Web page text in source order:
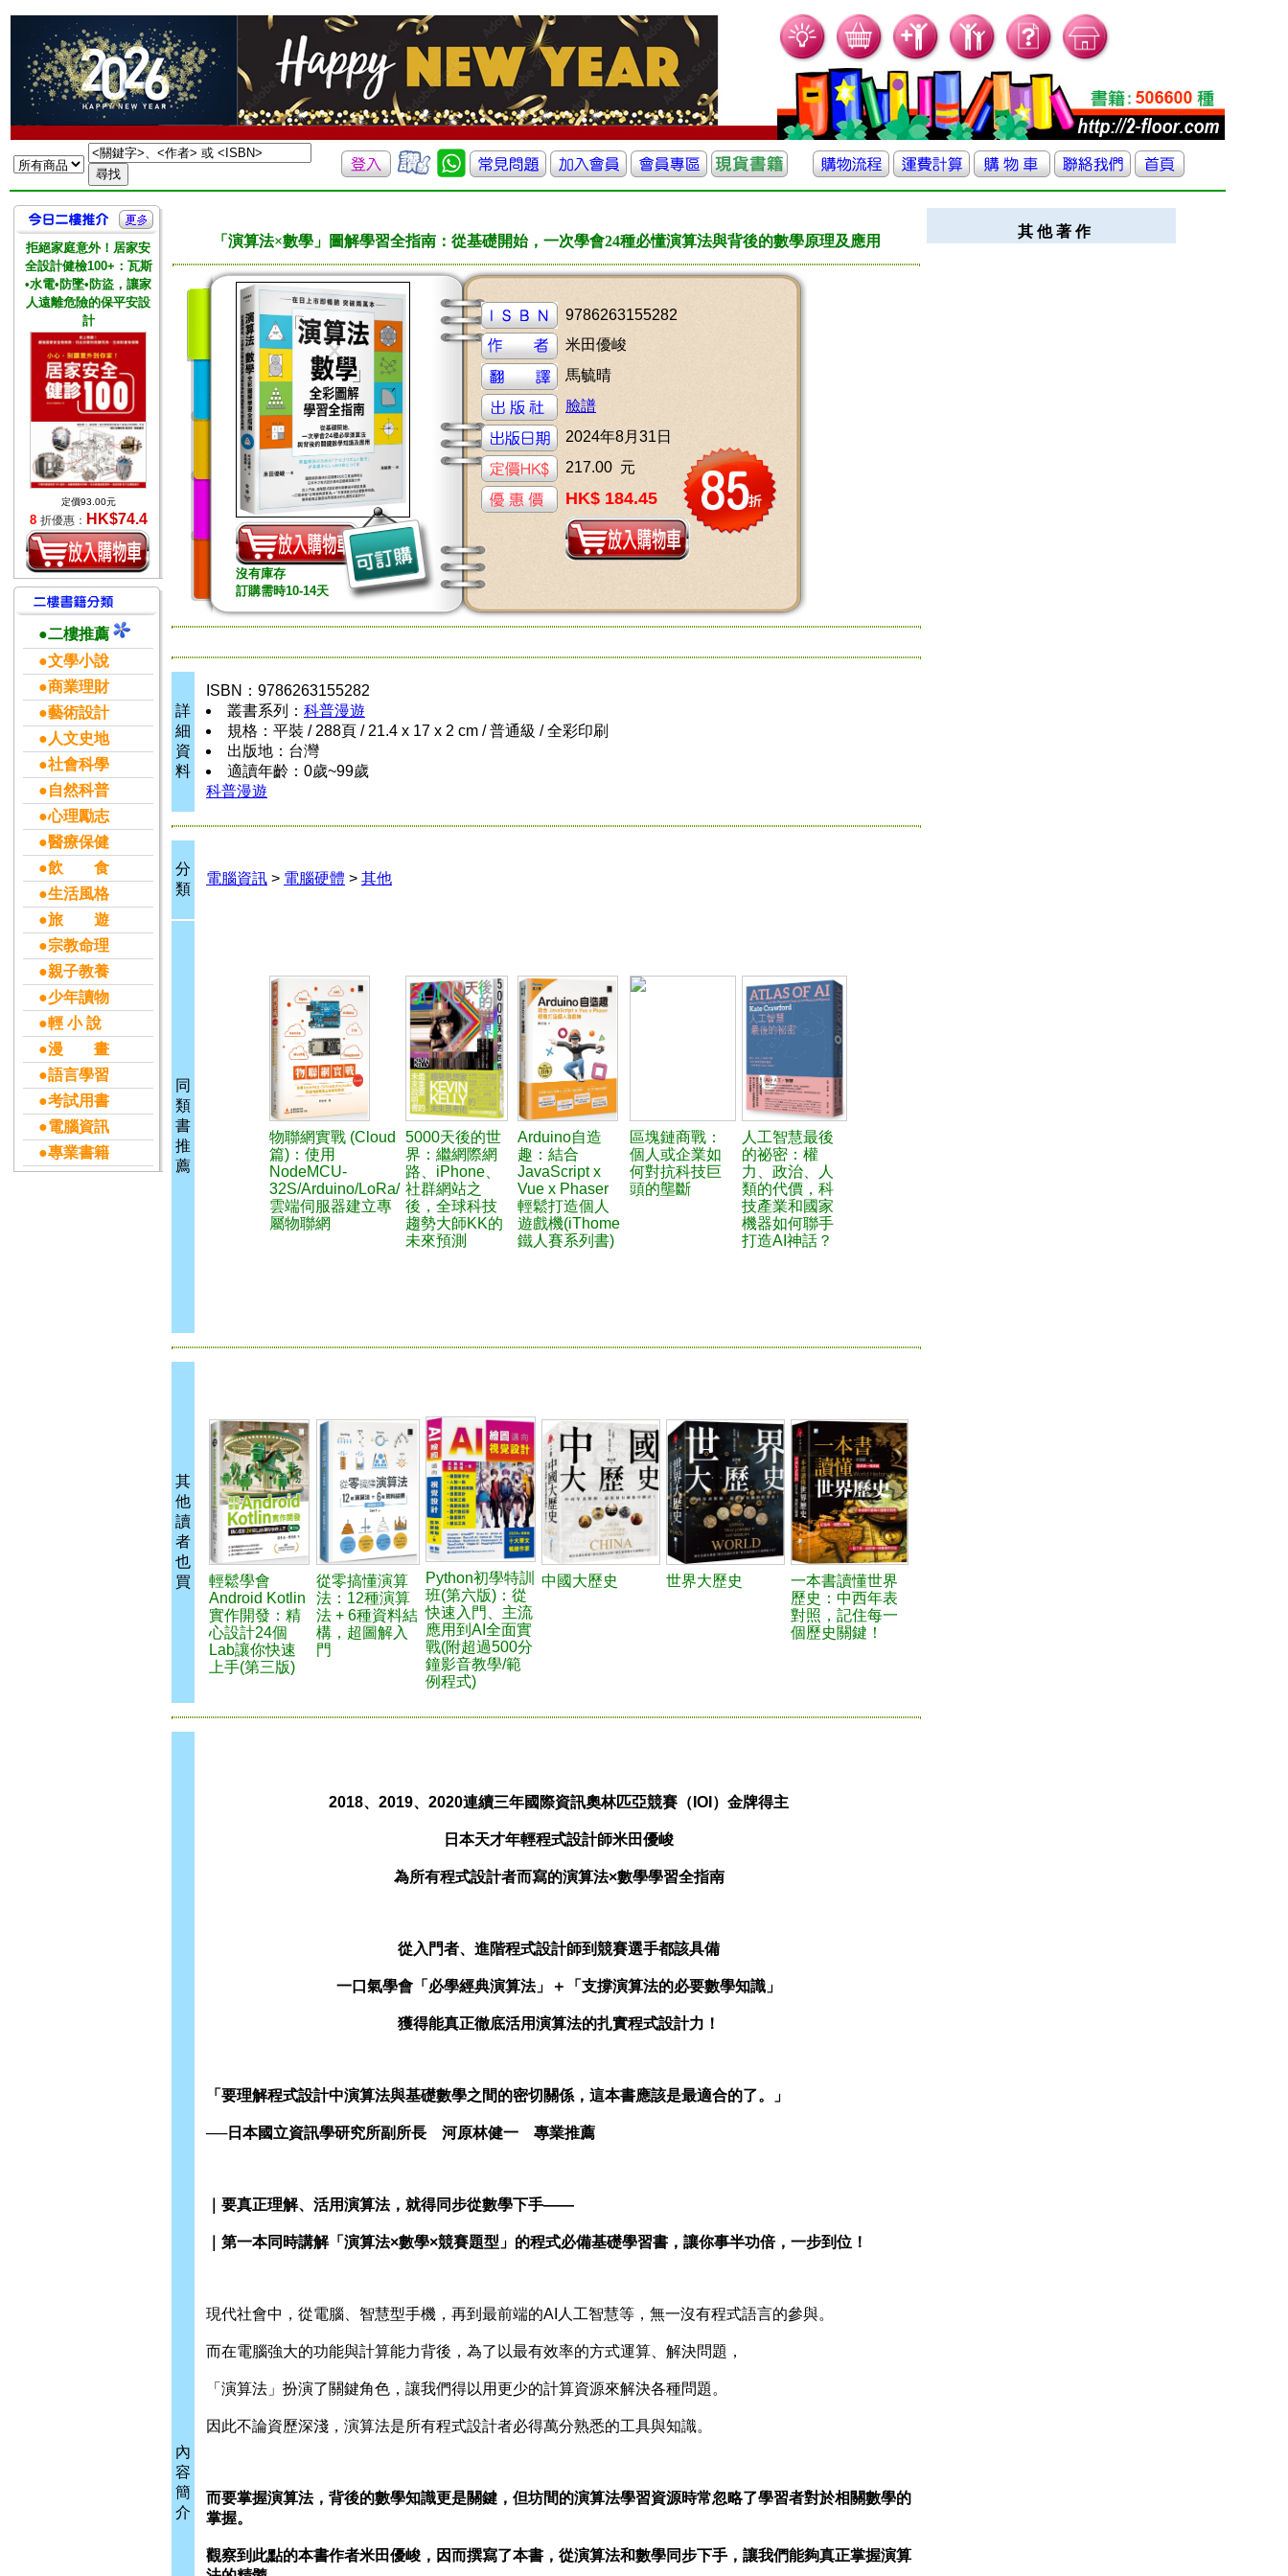
拒絕家庭意外！居家安
全設計健檢100+：瓦斯
•水電•防墜•防盜，讓家
人遠離危險的保平安設
計
定價93.00元
8 折優惠： HK$74.4
●二樓推薦
●文學小說
●商業理財
●藝術設計
●人文史地
●社會科學
●自然科普
●心理勵志
●醫療保健
●飲 食
●生活風格
●旅 遊
●宗教命理
●親子教養
●少年讀物
●輕 小 說
●漫 畫
●語言學習
●考試用書
●電腦資訊
●專業書籍
「演算法×數學」圖解學習全指南：從基礎開始，一次學會24種必懂演算法與背後的數學原理及應用
沒有庫存
訂購需時10-14天
9786263155282
米田優峻
馬毓晴
臉譜
2024年8月31日
217.00 元
HK$ 184.45
詳
細
資
料
ISBN：9786263155282
叢書系列： 科普漫遊
規格：平裝 / 288頁 / 21.4 x 17 x 2 cm / 普通級 / 全彩印刷
出版地：台灣
適讀年齡：0歲~99歲
科普漫遊
分
類
電腦資訊 > 電腦硬體 > 其他
同
類
書
推
薦
物聯網實戰 (Cloud
篇)：使用
NodeMCU-
32S/Arduino/LoRa/
雲端伺服器建立專
屬物聯網
5000天後的世
界：繼網際網
路、iPhone、
社群網站之
後，全球科技
趨勢大師KK的
未來預測
Arduino自造
趣：結合
JavaScript x
Vue x Phaser
輕鬆打造個人
遊戲機(iThome
鐵人賽系列書)
區塊鏈商戰：
個人或企業如
何對抗科技巨
頭的壟斷
人工智慧最後
的祕密：權
力、政治、人
類的代價，科
技產業和國家
機器如何聯手
打造AI神話？
其
他
讀
者
也
買
輕鬆學會
Android Kotlin
實作開發：精
心設計24個
Lab讓你快速
上手(第三版)
從零搞懂演算
法：12種演算
法 + 6種資料結
構，超圖解入
門
Python初學特訓
班(第六版)：從
快速入門、主流
應用到AI全面實
戰(附超過500分
鐘影音教學/範
例程式)
中國大歷史 世界大歷史
一本書讀懂世界
歷史：中西年表
對照，記住每一
個歷史關鍵！
內
容
簡
介
2018、2019、2020連續三年國際資訊奧林匹亞競賽（IOI）金牌得主
日本天才年輕程式設計師米田優峻
為所有程式設計者而寫的演算法×數學學習全指南
從入門者、進階程式設計師到競賽選手都該具備
一口氣學會「必學經典演算法」＋「支撐演算法的必要數學知識」
獲得能真正徹底活用演算法的扎實程式設計力！
「要理解程式設計中演算法與基礎數學之間的密切關係，這本書應該是最適合的了。」
──日本國立資訊學研究所副所長 河原林健一 專業推薦
｜要真正理解、活用演算法，就得同步從數學下手——
｜第一本同時講解「演算法×數學×競賽題型」的程式必備基礎學習書，讓你事半功倍，一步到位！
現代社會中，從電腦、智慧型手機，再到最前端的AI人工智慧等，無一沒有程式語言的參與。
而在電腦強大的功能與計算能力背後，為了以最有效率的方式運算、解決問題，
「演算法」扮演了關鍵角色，讓我們得以用更少的計算資源來解決各種問題。
因此不論資歷深淺，演算法是所有程式設計者必得萬分熟悉的工具與知識。
而要掌握演算法，背後的數學知識更是關鍵，但坊間的演算法學習資源時常忽略了學習者對於相關數學的
掌握。
觀察到此點的本書作者米田優峻，因而撰寫了本書，從演算法和數學同步下手，讓我們能夠真正掌握演算
其 他 著 作